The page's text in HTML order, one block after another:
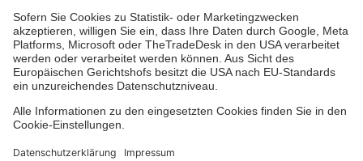
Über uns
Vor Ort
Johanniter-Jugend